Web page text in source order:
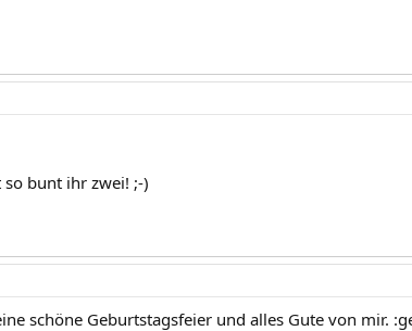
bunt ihr zwei! ;-)
schöne Geburtstagsfeier und alles Gute von mir.